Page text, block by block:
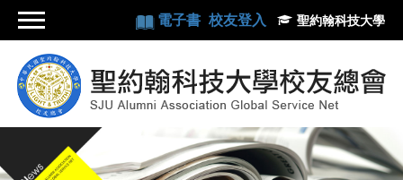
電子書 校友登入 聖約翰科技大學